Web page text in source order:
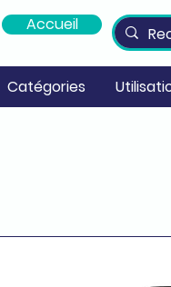
Accueil
Catégories